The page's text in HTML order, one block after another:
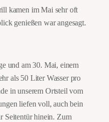
kamen im Mai sehr oft
genießen war angesagt.
und am 30. Mai, einem
als 50 Liter Wasser pro
in unserem Ortsteil vom
liefen voll, auch bein
Seitentür hinein. Zum